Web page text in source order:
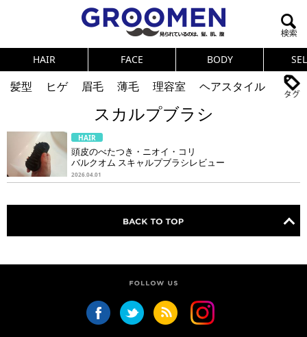
HAIR FACE BODY
髪型 ヒゲ 眉毛 薄毛 理容室
ヘアスタイル
体臭 ニオイ
連載
メンズコスメ
NEWS PICK UP 筋肉
テストステロン
健康
スキンケア 食事
調査結果
トレーニング
好印象な男
頭皮ケア
ダイエット
理容室
スカルプブラシ
HAIR
頭皮のべたつき・ニオイ・コリ
バルクオム スキャルプブラシレビュー
2026.04.01